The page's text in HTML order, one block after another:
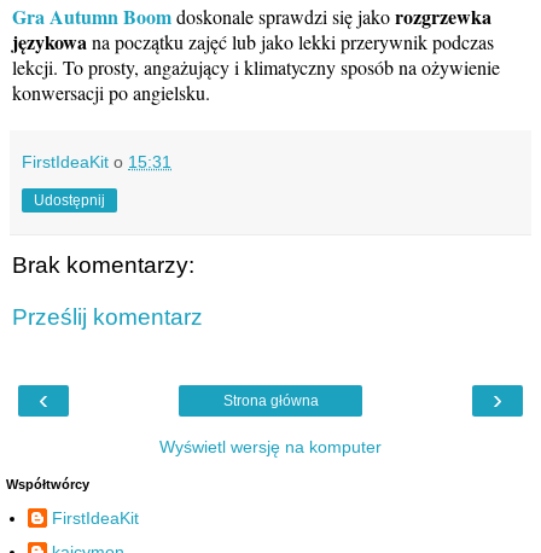
Gra Autumn Boomdoskonale sprawdzi się jakorozgrzewka
językowana początku zajęć lub jako lekki przerywnik podczas
lekcji. To prosty, angażujący i klimatyczny sposób na ożywienie
konwersacji po angielsku.
FirstIdeaKit o 15:31
Udostępnij
Brak komentarzy:
Prześlij komentarz
‹ ›
Strona główna
Wyświetl wersję na komputer
Współtwórcy
FirstIdeaKit